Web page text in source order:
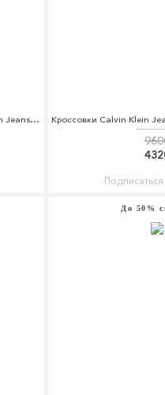
Лонгслив Calvin Klein Jeans Calvin Klein Jeans CA939EWZJS92
До 50%